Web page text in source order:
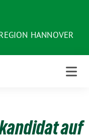
HANNOVER
auf